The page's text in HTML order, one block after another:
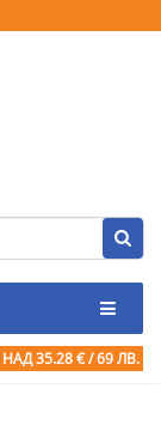
НАД 35.28 € / 69 ЛВ.